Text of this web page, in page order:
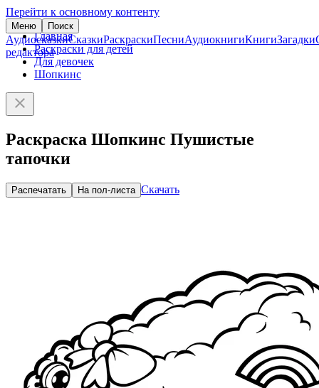
Перейти к основному контенту
Меню Поиск
АудиосказкиСказкиРаскраскиПесниАудиокнигиКнигиЗагадки
редактора
Главная
Раскраски для детей
Для девочек
Шопкинс
Раскраска Шопкинс Пушистые
тапочки
Распечатать На пол-листа Скачать